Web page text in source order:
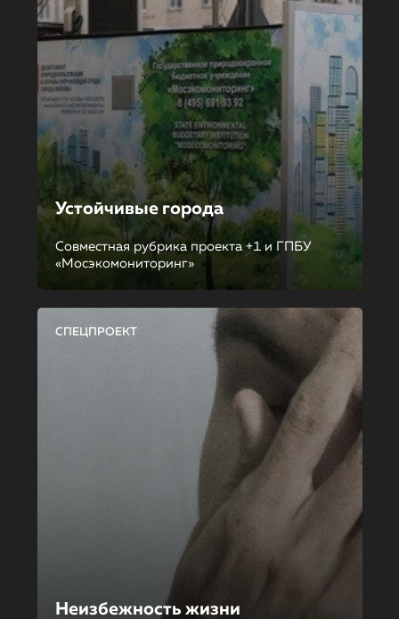
Устойчивые города
Совместная рубрика проекта +1 и ГПБУ
«Мосэкомониторинг»
СПЕЦПРОЕКТ
Неизбежность жизни